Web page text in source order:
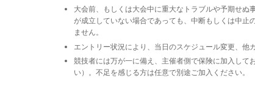
大会前、もしくは大会中に重大なトラブルや予期せ
が成立していない場合であっても、中断もしくは中
ません。
エントリー状況により、当日のスケジュール変更、他
競技者には万が一に備え、主催者側で保険に加入し
い）。不足を感じる方は任意で別途ご加入ください。